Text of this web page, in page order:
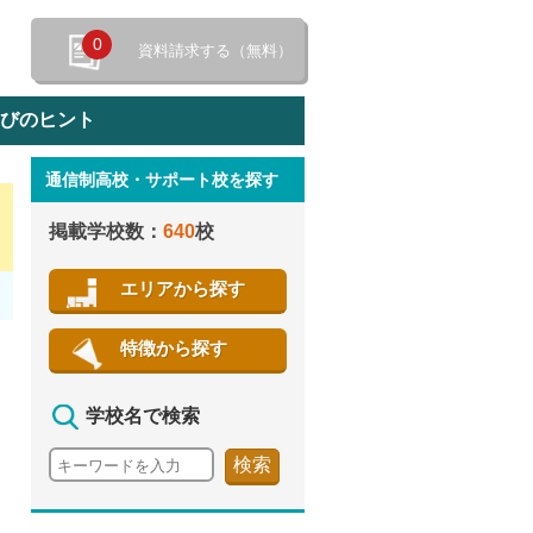
0 資料請求する（無料）
のヒント
通信制高校・サポート校を探す
掲載学校数： 640校
エリアから探す
特徴から探す
学校名で検索